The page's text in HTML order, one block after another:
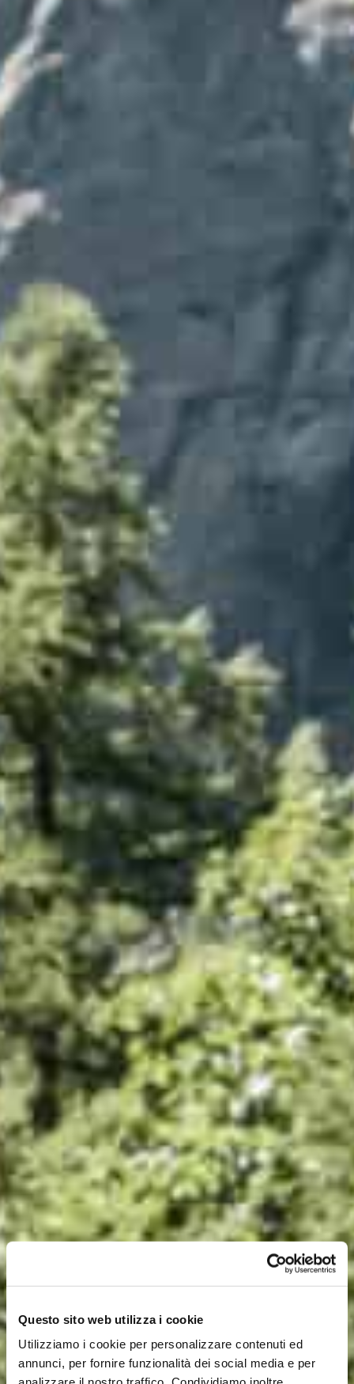
Questo sito web utilizza i cookie
Utilizziamo i cookie per personalizzare contenuti ed
annunci, per fornire funzionalità dei social media e per